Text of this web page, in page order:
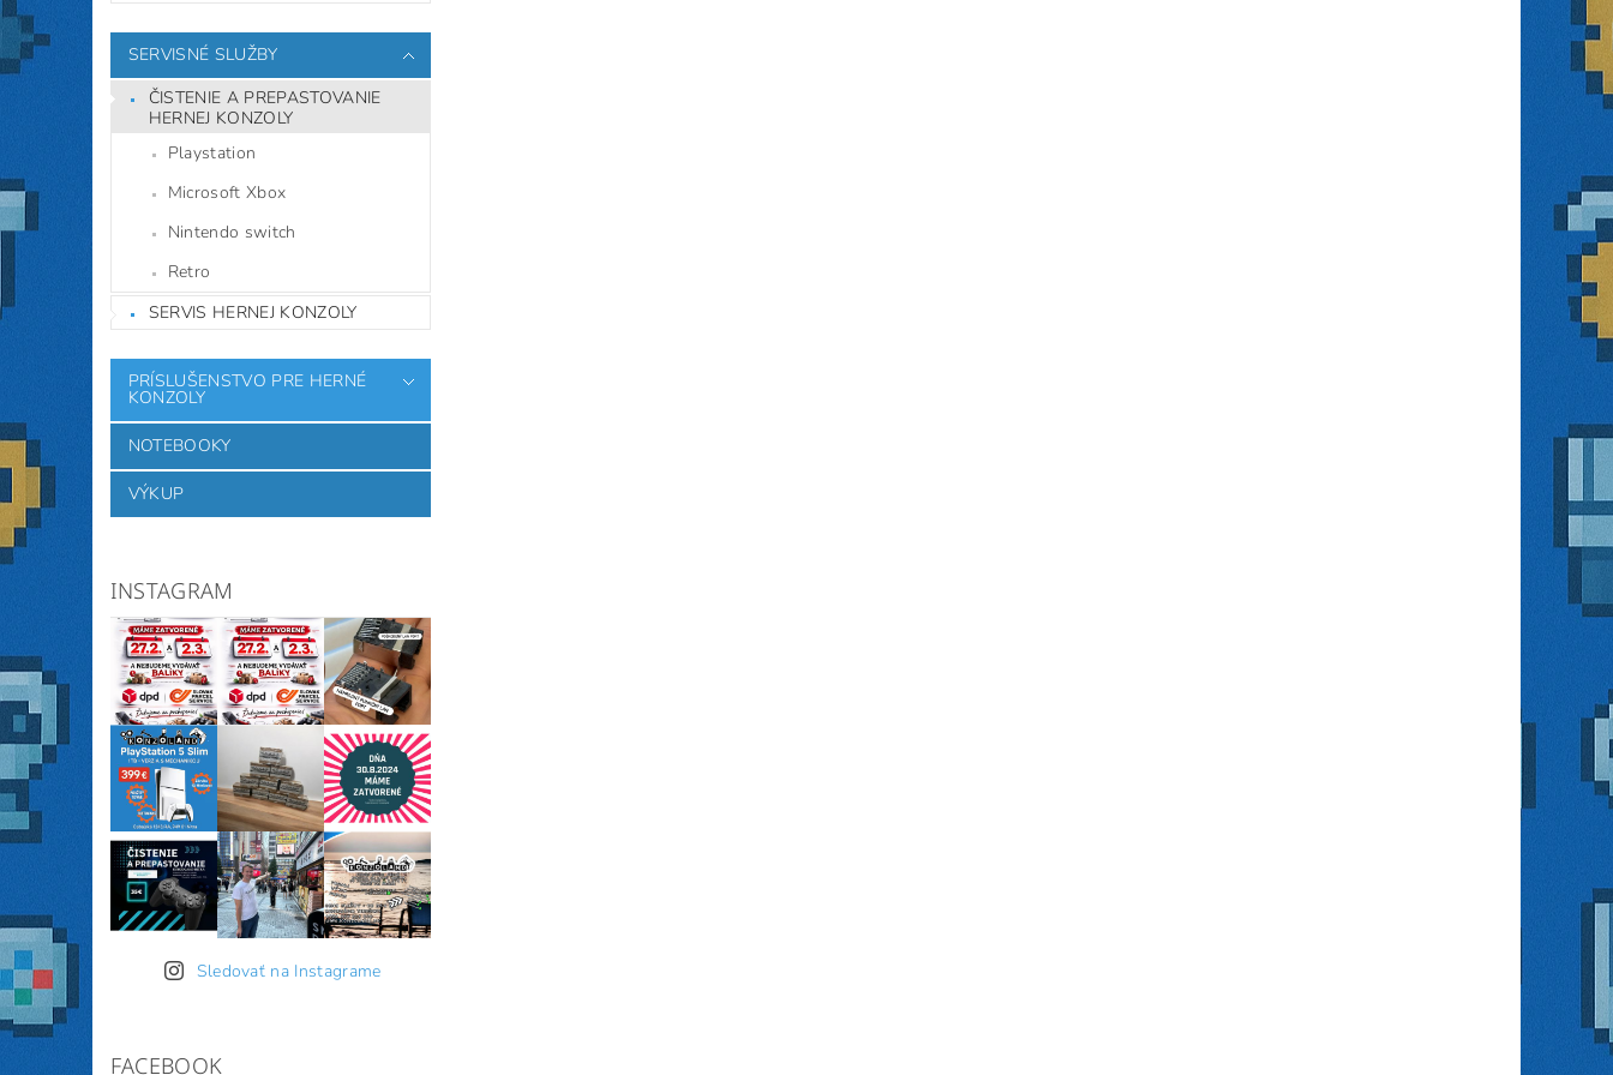
SERVISNÉ SLUŽBY
ČISTENIE A PREPASTOVANIE
HERNEJ KONZOLY
Playstation
Microsoft Xbox
Nintendo switch
Retro
SERVIS HERNEJ KONZOLY
PRÍSLUŠENSTVO PRE HERNÉ
KONZOLY
NOTEBOOKY
VÝKUP
INSTAGRAM
Sledovať na Instagrame
FACEBOOK